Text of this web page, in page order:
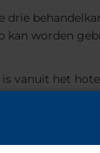
drie
worden
vanuit het